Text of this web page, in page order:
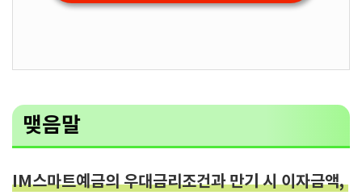
맺음말
IM스마트예금의 우대금리조건과 만기 시 이자금액,